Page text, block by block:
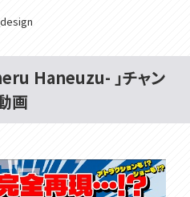
････
」所属の渦属性おしゃべりゲー
します🌀
ゲーム実況者です！コンシューマ
ります。
Haneuzu- 」チャン
画